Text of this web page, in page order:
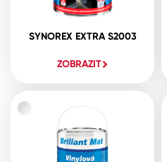
SYNOREX EXTRA S2003
ZOBRAZIT